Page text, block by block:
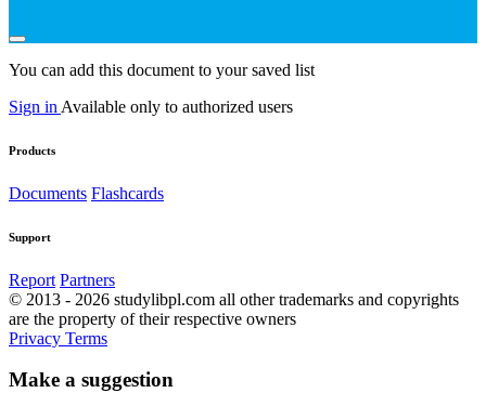
You can add this document to your saved list
Sign in Available only to authorized users
Products
Documents Flashcards
Support
Report Partners
© 2013 - 2026 studylibpl.com all other trademarks and copyrights
are the property of their respective owners
Privacy Terms
Make a suggestion